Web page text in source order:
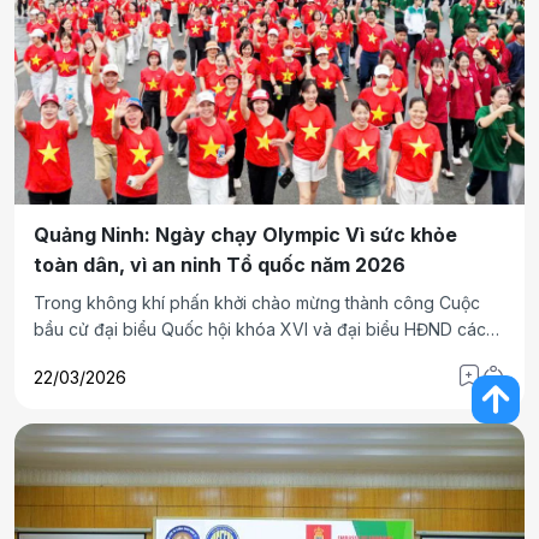
Quảng Ninh: Ngày chạy Olympic Vì sức khỏe
toàn dân, vì an ninh Tổ quốc năm 2026
Trong không khí phấn khởi chào mừng thành công Cuộc
bầu cử đại biểu Quốc hội khóa XVI và đại biểu HĐND các
Ngày truyền thống Ngành Thể dục thể thao Việt Nam, tỉnh
Quảng Ninh đã tổ chức Lễ phát động hưởng ứng Ngày chạy
Olympic “Vì sức khỏe toàn dân - Vì an ninh Tổ quốc”.
22/03/2026